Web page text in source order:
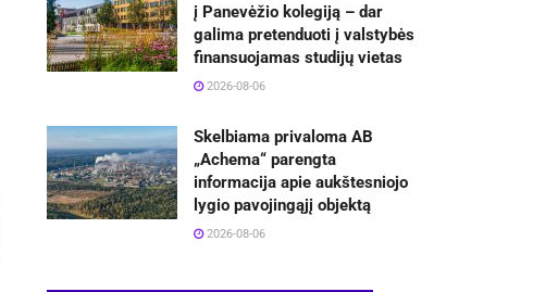
į Panevėžio kolegiją – dar
galima pretenduoti į valstybės
finansuojamas studijų vietas
2026-08-06
Skelbiama privaloma AB
„Achema“ parengta
informacija apie aukštesniojo
lygio pavojingąjį objektą
2026-08-06